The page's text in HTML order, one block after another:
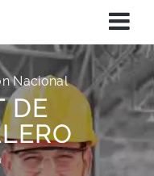
Nacional
DE